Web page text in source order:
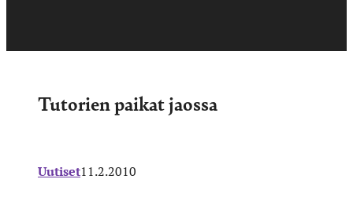
Tutorien paikat jaossa
Uutiset11.2.2010